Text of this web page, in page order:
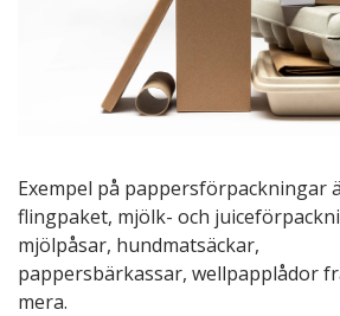
Exempel på pappersförpackningar
flingpaket, mjölk- och
mjölpåsar, hundmatsäckar,
pappersbärkassar, wellpapplådor
mera.